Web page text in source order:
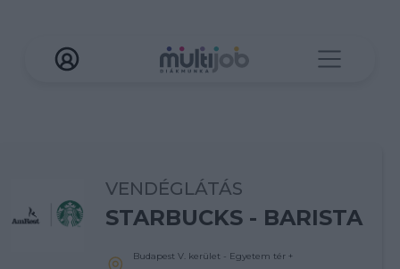
VENDÉGLÁTÁS
STARBUCKS - BARISTA
Budapest V. kerület - Egyetem tér +